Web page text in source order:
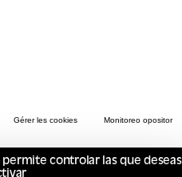
Gérer les cookies Monitoreo opositor
controlar las que deseas